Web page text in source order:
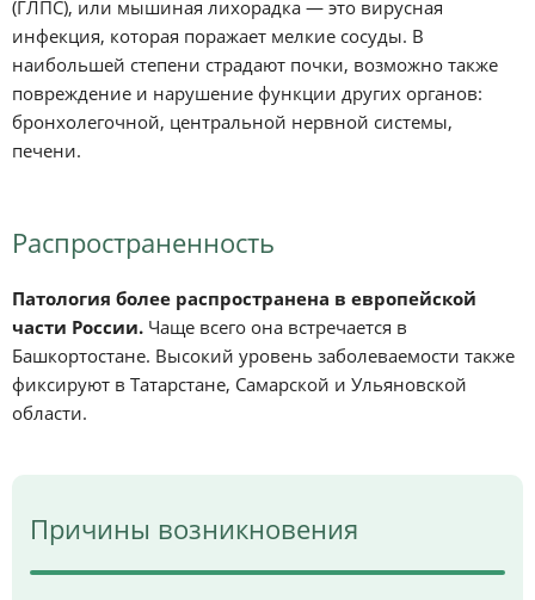
(ГЛПС), или мышиная лихорадка — это вирусная
инфекция, которая поражает мелкие сосуды. В
наибольшей степени страдают почки, возможно также
повреждение и нарушение функции других органов:
бронхолегочной, центральной нервной системы,
печени.
Распространенность
Патология более распространена в европейской
части России. Чаще всего она встречается в
Башкортостане. Высокий уровень заболеваемости также
фиксируют в Татарстане, Самарской и Ульяновской
области.
Причины возникновения